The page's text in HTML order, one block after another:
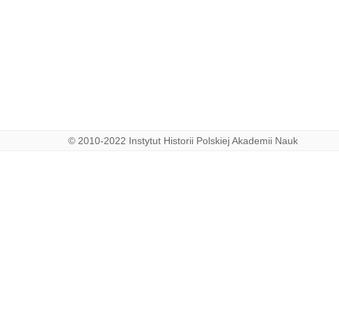
© 2010-2022 Instytut Historii Polskiej Akademii Nauk